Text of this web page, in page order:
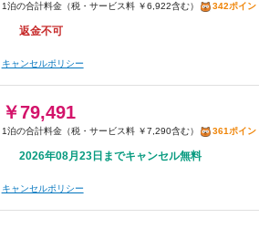
キャンセルポリシー
朝食 駐車場
￥79,927
税・サービス料 ￥13,872含む
2026年08月24日までキャンセル無料
税・サービス料 ￥6,922含む 342ポイン
返金不可
キャンセルポリシー
￥79,491
税・サービス料 ￥7,290含む 361ポイン
2026年08月23日までキャンセル無料
キャンセルポリシー